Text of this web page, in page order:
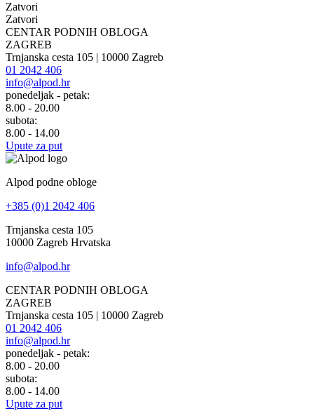
Zatvori
Zatvori
CENTAR PODNIH OBLOGA
ZAGREB
Trnjanska cesta 105 | 10000 Zagreb
01 2042 406
info@alpod.hr
ponedeljak - petak:
8.00 - 20.00
subota:
8.00 - 14.00
Upute za put
Alpod podne obloge
+385 (0)1 2042 406
Trnjanska cesta 105
10000 Zagreb Hrvatska
info@alpod.hr
CENTAR PODNIH OBLOGA
ZAGREB
Trnjanska cesta 105 | 10000 Zagreb
01 2042 406
info@alpod.hr
ponedeljak - petak:
8.00 - 20.00
subota:
8.00 - 14.00
Upute za put